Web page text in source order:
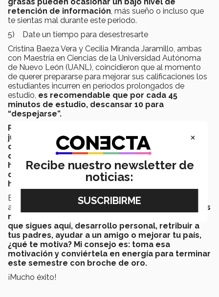
retención de información , más sueño o incluso que
te sientas mal durante este periodo.
5) Date un tiempo para desestresarte
Cristina Baeza Vera y Cecilia Miranda Jaramillo, ambas
con Maestría en Ciencias de la Universidad Autónoma
de Nuevo León (UANL), coincidieron que al momento
de querer prepararse para mejorar sus calificaciones los
estudiantes incurren en períodos prolongados de
estudio, es recomendable que por cada 45
minutos de estudio, descansar 10 para
“despejarse”.
Recuerda que no todo es estudiar o estar en
juntas, el tiempo con amigos, familia y seres
queridos son valiosos y son aquellos momentos
que nos recuerdan porqué hacemos lo que
hacemos, una salida a comer, al cine, o incluso
darse 10 minutos para platicar con ellos puede
hacer la diferencia.
Espero que estos 5 tips te ayuden un poco, pero más
allá de eso, mi tip final es que tengas bien p
resente tus
motivaciones, aquellas personas o cosas por las
que sigues aquí, desarrollo personal, retribuir a
tus padres, ayudar a un amigo o mejorar tu país,
¿qué te motiva? Mi consejo es: toma esa
motivación y conviértela en energía para terminar
este semestre con broche de oro.
¡Mucho éxito!
×
Recibe nuestro newsletter de
noticias: